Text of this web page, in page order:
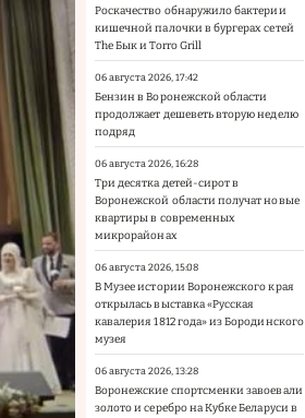
Роскачество обнаружило бактерии
кишечной палочки в бургерах сетей
The Бык и Torro Grill
06 августа 2026, 17:42
Бензин в Воронежской области
продолжает дешеветь вторую неделю
подряд
06 августа 2026, 16:28
Три десятка детей-сирот в
Воронежской области получат новые
квартиры в современных
микрорайонах
06 августа 2026, 15:08
В Музее истории Воронежского края
открылась выставка «Русская
кавалерия 1812 года» из Бородинского
музея
06 августа 2026, 13:28
Воронежские спортсменки завоевали
золото и серебро на Кубке Беларуси в